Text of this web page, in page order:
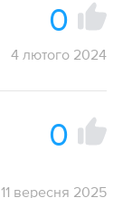
0
4 лютого 2024
0
11 вересня 2025